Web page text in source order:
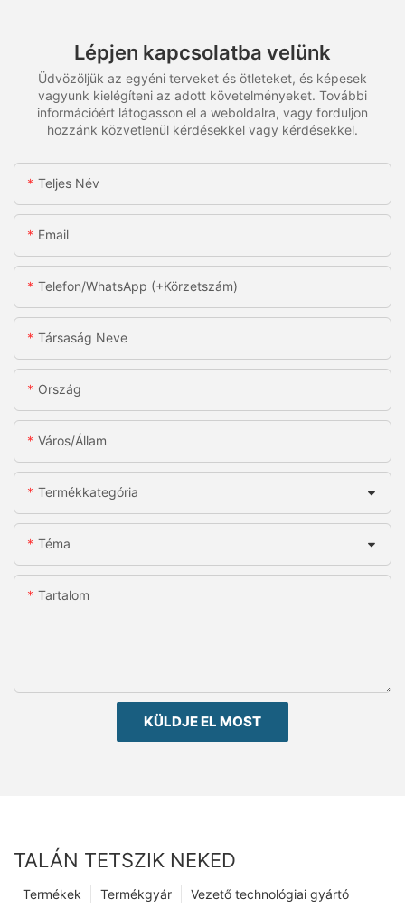
Lépjen kapcsolatba velünk
Üdvözöljük az egyéni terveket és ötleteket, és képesek
vagyunk kielégíteni az adott követelményeket. További
információért látogasson el a weboldalra, vagy forduljon
hozzánk közvetlenül kérdésekkel vagy kérdésekkel.
Teljes Név
Email
Telefon/WhatsApp (+körzetszám)
Társaság Neve
Ország
Város/állam
Termékkategória
Téma
Tartalom
KÜLDJE EL MOST
TALÁN TETSZIK NEKED
Vezető technológiai gyártó
Termékgyár
Termékek